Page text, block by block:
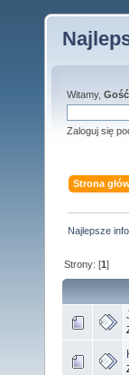
Witamy, Gość
Zaloguj się
Strona
Najlepsze
Strony: [1]